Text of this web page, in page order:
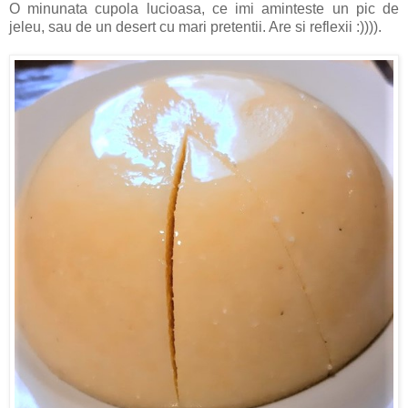
O minunata cupola lucioasa, ce imi aminteste un pic de
jeleu, sau de un desert cu mari pretentii. Are si reflexii :)))).